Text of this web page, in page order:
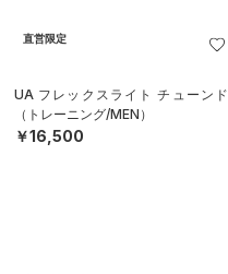
直営限定
UA フレックスライト チューンド
（トレーニング/MEN）
￥16,500